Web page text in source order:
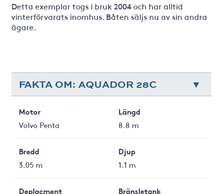
Detta exemplar togs i bruk 2004 och har alltid
vinterförvarats inomhus. Båten säljs nu av sin andra
ägare.
FAKTA OM: AQUADOR 28C
Motor
Volvo Penta
Längd
8.8 m
Bredd
3.05 m
Djup
1.1 m
Deplacment
Bränsletank